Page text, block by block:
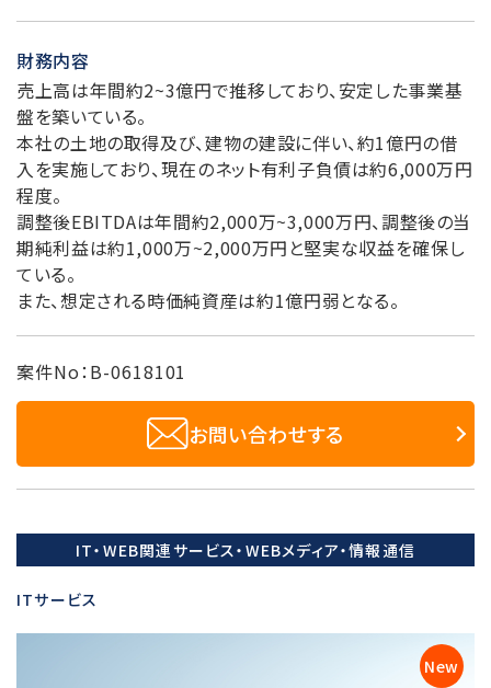
財務内容
売上高は年間約2~3億円で推移しており、安定した事業基
盤を築いている。
本社の土地の取得及び、建物の建設に伴い、約1億円の借
入を実施しており、現在のネット有利子負債は約6,000万円
程度。
調整後EBITDAは年間約2,000万~3,000万円、調整後の当
期純利益は約1,000万~2,000万円と堅実な収益を確保し
ている。
また、想定される時価純資産は約1億円弱となる。
案件No：B-0618101
お問い合わせする
IT・WEB関連サービス・WEBメディア・情報通信
ITサービス